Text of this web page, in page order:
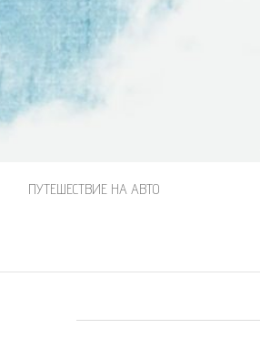
ПУТЕШЕСТВИЕ НА АВТО